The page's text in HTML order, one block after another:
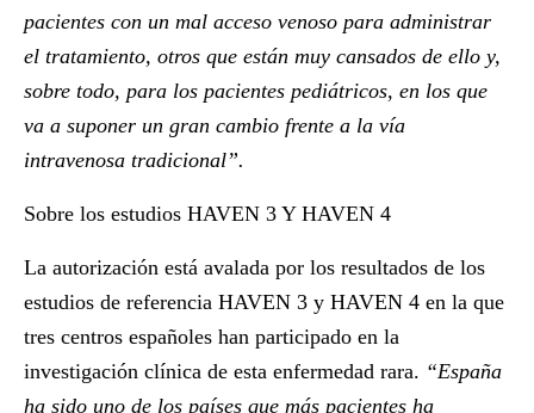
pacientes con un mal acceso venoso para administrar
el tratamiento, otros que están muy cansados de ello y,
sobre todo, para los pacientes pediátricos, en los que
va a suponer un gran cambio frente a la vía
intravenosa tradicional”.
Sobre los estudios HAVEN 3 Y HAVEN 4
La autorización está avalada por los resultados de los
estudios de referencia HAVEN 3 y HAVEN 4 en la que
tres centros españoles han participado en la
investigación clínica de esta enfermedad rara. “España
ha sido uno de los países que más pacientes ha